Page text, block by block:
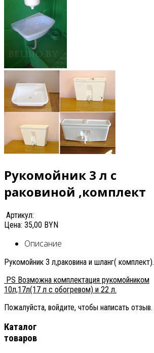
Рукомойник 3 л с
раковиной ,комплект
Артикул:
Цена: 35,00 BYN
Описание
Рукомойник 3 л,раковина и шланг( комплект).
PS Возможна комплектация рукомойником
10л,17л(17 л с обогревом) и 22 л.
Пожалуйста, войдите, чтобы написать отзыв.
Каталог
товаров